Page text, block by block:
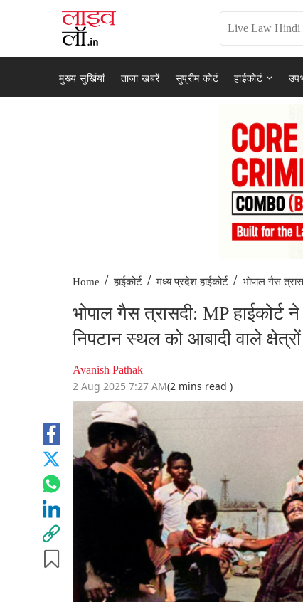
मुख्य सुर्खियां ताजा खबरें सुप्रीम कोर्ट हाईकोर्ट
Home / हाईकोर्ट / मध्य प्रदेश हाईकोर्ट / भोपाल गैस
भोपाल गैस त्रासदी: MP हाईकोर्ट
निपटान स्थल को आबादी वाले
Avanish Pathak
2 Aug 2025 7:27 AM(2 mins read )